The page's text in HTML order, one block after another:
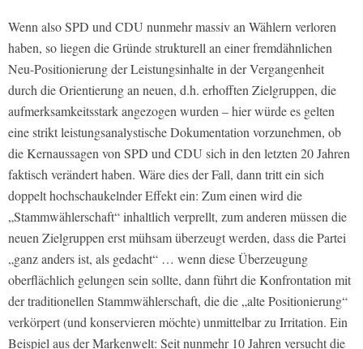
Wenn also SPD und CDU nunmehr massiv an Wählern verloren
haben, so liegen die Gründe strukturell an einer fremdähnlichen
Neu-Positionierung der Leistungsinhalte in der Vergangenheit
durch die Orientierung an neuen, d.h. erhofften Zielgruppen, die
aufmerksamkeitsstark angezogen wurden – hier würde es gelten
eine strikt leistungsanalystische Dokumentation vorzunehmen, ob
die Kernaussagen von SPD und CDU sich in den letzten 20 Jahren
faktisch verändert haben. Wäre dies der Fall, dann tritt ein sich
doppelt hochschaukelnder Effekt ein: Zum einen wird die
„Stammwählerschaft“ inhaltlich verprellt, zum anderen müssen die
neuen Zielgruppen erst mühsam überzeugt werden, dass die Partei
„ganz anders ist, als gedacht“ … wenn diese Überzeugung
oberflächlich gelungen sein sollte, dann führt die Konfrontation mit
der traditionellen Stammwählerschaft, die die „alte Positionierung“
verkörpert (und konservieren möchte) unmittelbar zu Irritation. Ein
Beispiel aus der Markenwelt: Seit nunmehr 10 Jahren versucht die